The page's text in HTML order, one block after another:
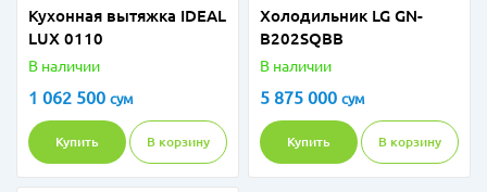
Кухонная вытяжка IDEAL
LUX 0110
В наличии
1 062 500 сум
Купить В корзину
Холодильник LG GN-
B202SQBB
В наличии
5 875 000 сум
Купить В корзину